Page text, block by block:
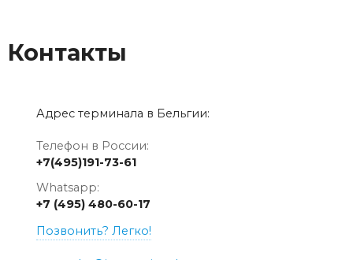
Контакты
Адрес терминала в Бельгии:
Телефон в России:
+7(495)191-73-61
Whatsapp:
+7 (495) 480-60-17
Позвонить? Легко!